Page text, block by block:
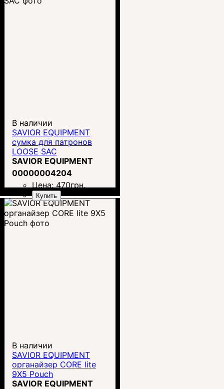
В наличии
SAVIOR EQUIPMENT
сумка для патронов
LOOSE SAC
SAVIOR EQUIPMENT
00000004204
Цена: 470грн.
Купить
В наличии
SAVIOR EQUIPMENT
органайзер CORE lite
9X5 Pouch
SAVIOR EQUIPMENT